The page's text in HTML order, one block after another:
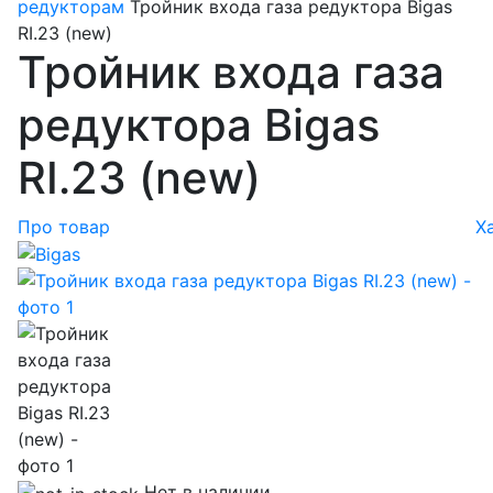
редукторам Тройник входа газа редуктора Bigas
RI.23 (new)
Тройник входа газа
редуктора Bigas
RI.23 (new)
Про товар